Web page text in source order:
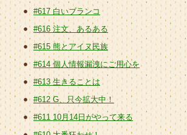
#617 白いブランコ
#616 注文、あるある
#615 熊とアイヌ民族
#614 個人情報漏洩にご用心を
#613 生きることは
#612 G、只今拡大中！
#611 10月14日がやって来る